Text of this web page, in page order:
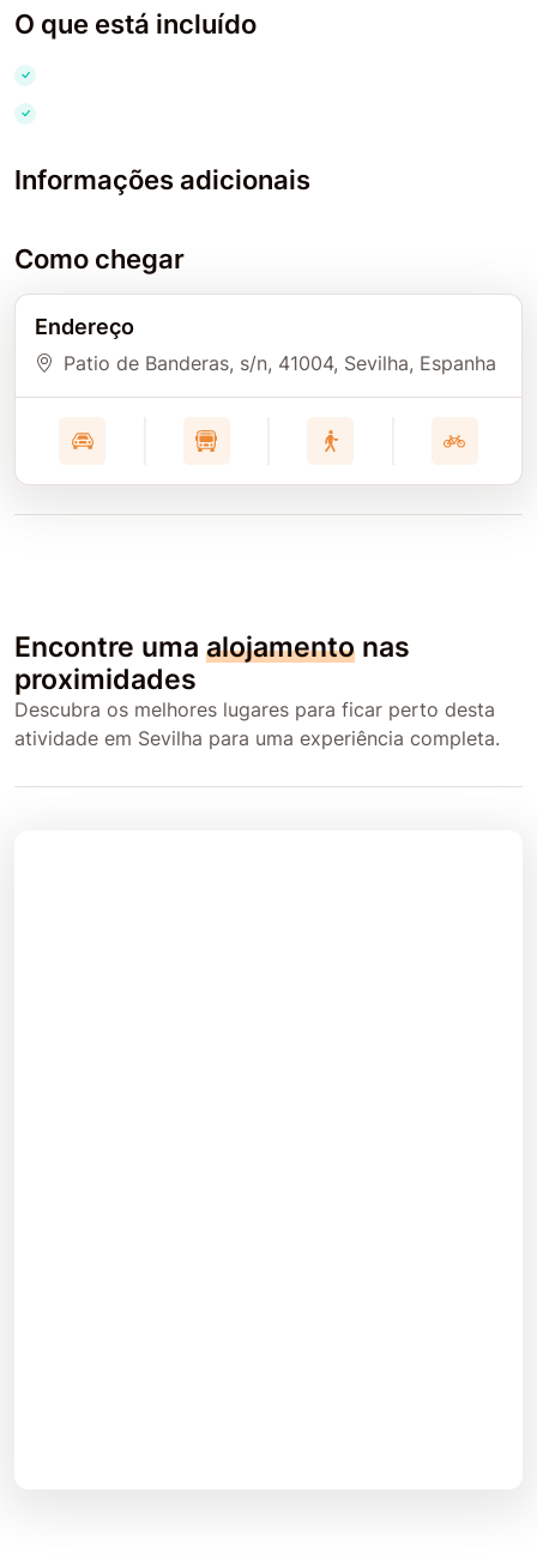
O que está incluído
Informações adicionais
Como chegar
Endereço
Patio de Banderas, s/n, 41004, Sevilha, Espanha
Encontre uma alojamento nas
proximidades
Descubra os melhores lugares para ficar perto desta
atividade em Sevilha para uma experiência completa.